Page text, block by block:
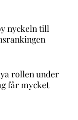
nyckeln till
rollen under
får mycket